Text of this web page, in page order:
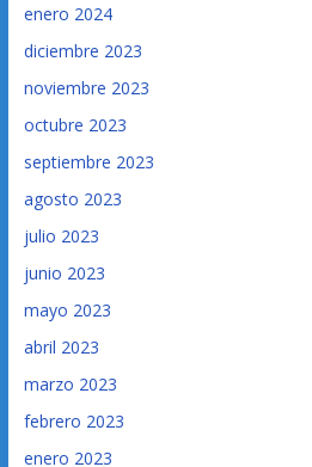
enero 2024
diciembre 2023
noviembre 2023
octubre 2023
septiembre 2023
agosto 2023
julio 2023
junio 2023
mayo 2023
abril 2023
marzo 2023
febrero 2023
enero 2023